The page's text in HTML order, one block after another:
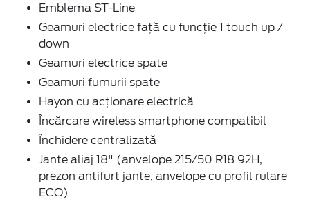
Emblema ST-Line
Geamuri electrice față cu funcție 1 touch up /
down
Geamuri electrice spate
Geamuri fumurii spate
Hayon cu acționare electrică
Încărcare wireless smartphone compatibil
Închidere centralizată
Jante aliaj 18" (anvelope 215/50 R18 92H,
prezon antifurt jante, anvelope cu profil rulare
ECO)